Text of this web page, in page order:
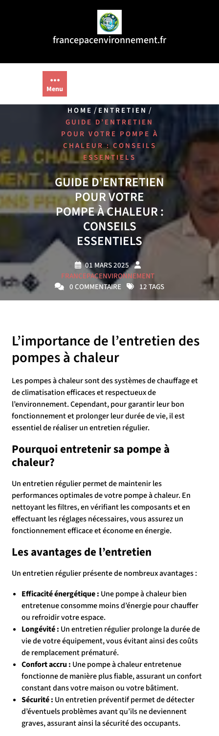
francepacenvironnement.fr
Menu
HOME /ENTRETIEN /
GUIDE D’ENTRETIEN
POUR VOTRE POMPE À
CHALEUR : CONSEILS
ESSENTIELS
GUIDE D’ENTRETIEN
POUR VOTRE
POMPE À CHALEUR :
CONSEILS
ESSENTIELS
01 MARS 2025
FRANCEPACENVIRONNEMENT
0 COMMENTAIRE
12 TAGS
L’importance de l’entretien des
pompes à chaleur
Les pompes à chaleur sont des systèmes de chauffage et
de climatisation efficaces et respectueux de
l’environnement. Cependant, pour garantir leur bon
fonctionnement et prolonger leur durée de vie, il est
essentiel de réaliser un entretien régulier.
Pourquoi entretenir sa pompe à
chaleur?
Un entretien régulier permet de maintenir les
performances optimales de votre pompe à chaleur. En
nettoyant les filtres, en vérifiant les composants et en
effectuant les réglages nécessaires, vous assurez un
fonctionnement efficace et économe en énergie.
Les avantages de l’entretien
Un entretien régulier présente de nombreux avantages :
Efficacité énergétique : Une pompe à chaleur bien
entretenue consomme moins d’énergie pour chauffer
ou refroidir votre espace.
Longévité : Un entretien régulier prolonge la durée de
vie de votre équipement, vous évitant ainsi des coûts
de remplacement prématuré.
Confort accru : Une pompe à chaleur entretenue
fonctionne de manière plus fiable, assurant un confort
constant dans votre maison ou votre bâtiment.
Sécurité : Un entretien préventif permet de détecter
d’éventuels problèmes avant qu’ils ne deviennent
graves, assurant ainsi la sécurité des occupants.